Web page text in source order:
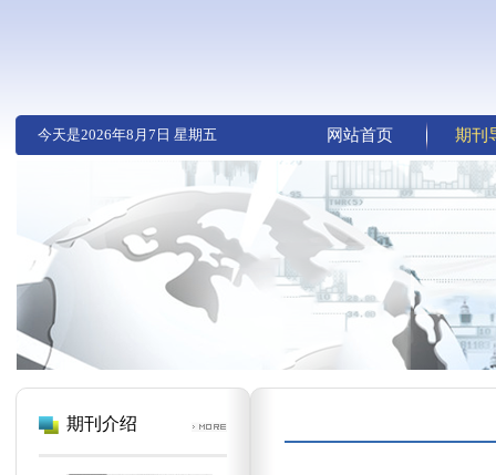
今天是2026年8月7日 星期五 网站首页 期刊
期刊介绍